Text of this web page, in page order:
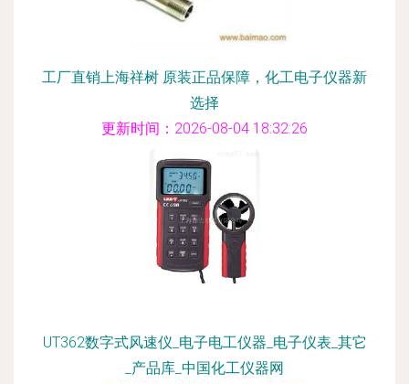
工厂直销上海祥树 原装正品保障，化工电子仪器新
选择
更新时间：2026-08-04 18:32:26
UT362数字式风速仪_电子电工仪器_电子仪表_其它
_产品库_中国化工仪器网